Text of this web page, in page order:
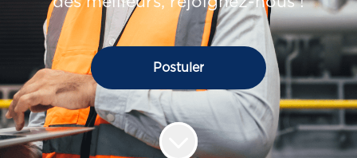
Postuler